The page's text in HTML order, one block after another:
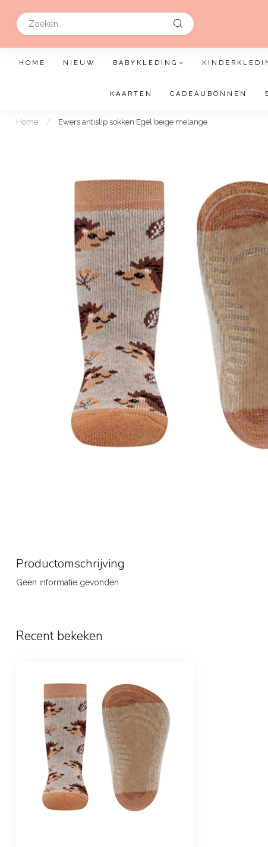
HOME NIEUW BABYKLEDING
KAARTEN CADEAUBONNEN
Home / Ewers antislip sokken Egel beige melange
Productomschrijving
Geen informatie gevonden
Recent bekeken